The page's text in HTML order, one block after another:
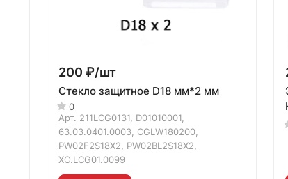
200 ₽/шт
Стекло защитное D18 мм*2 мм
0
Арт. 211LCG0131, D01010001,
63.03.0401.0003, CGLW180200,
PW02F2S18X2, PW02BL2S18X2,
XO.LCG01.0099